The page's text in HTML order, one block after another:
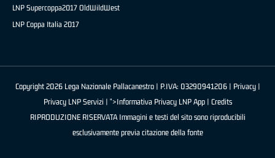
LNP Supercoppa2017 OldWildWest
LNP Coppa Italia 2017
Copyright 2026 Lega Nazionale Pallacanestro | P.IVA: 03290941206 | Privacy|
Privacy LNP Servizi | ">Informativa Privacy LNP App | Credits
RIPRODUZIONE RISERVATA Immagini e testi del sito sono riproducibili
esclusivamente previa citazione della fonte